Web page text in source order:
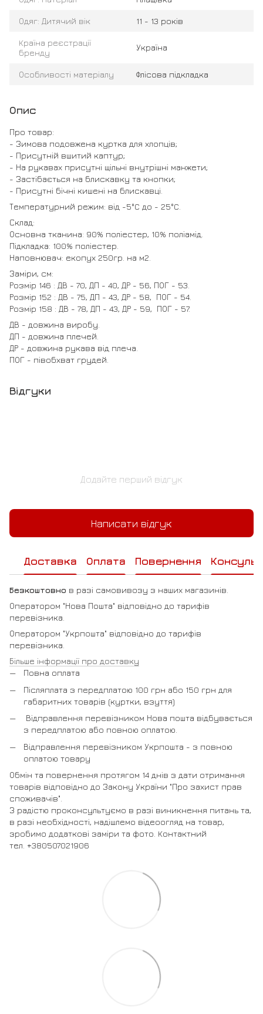
Одяг: Дитячий вік 11 - 13 років
Країна реєстрації
бренду
Україна
Особливості матеріалу Флісова підкладка
Опис
Про товар:
- Зимова подовжена куртка для хлопців;
- Присутній вшитий каптур;
- На рукавах присутні щільні внутрішні манжети;
- Застібається на блискавку та кнопки;
- Присутні бічні кишені на блискавці.
Температурний режим: від -5°C до - 25°C.
Склад:
Основна тканина: 90% поліестер, 10% поліамід.
Підкладка: 100% поліестер.
Наповнювач: екопух 250гр. на м2.
Заміри, см:
Розмір 146 : ДВ - 70, ДП - 40, ДР - 56, ПОГ - 53.
Розмір 152 : ДВ - 75, ДП - 43, ДР - 58, ПОГ - 54.
Розмір 158 : ДВ - 78, ДП - 43, ДР - 59, ПОГ - 57.
ДВ - довжина виробу.
ДП - довжина плечей.
ДР - довжина рукава від плеча.
ПОГ - півобхват грудей.
Відгуки
Додайте перший відгук
Написати відгук
Доставка Оплата Повернення
Безкоштовно в разі самовивозу з наших магазинів.
Оператором "Нова Пошта" відповідно до тарифів
перевізника.
Оператором "Укрпошта" відповідно до тарифів
перевізника.
Більше інформації про доставку
Повна оплата
Післяплата з передплатою 100 грн або 150 грн для
габаритних товарів (куртки, взуття)
Відправлення перевізником Нова пошта відбувається
з передплатою або повною оплатою.
Відправлення перевізником Укрпошта - з повною
оплатою товару
Обмін та повернення протягом 14 днів з дати отримання
товарів відповідно до Закону України "Про захист прав
споживачів".
З радістю проконсультуємо в разі виникнення питань та,
в разі необхідності, надішлемо відеоогляд на товар,
зробимо додаткові заміри та фото. Контактний
тел. +380507021906